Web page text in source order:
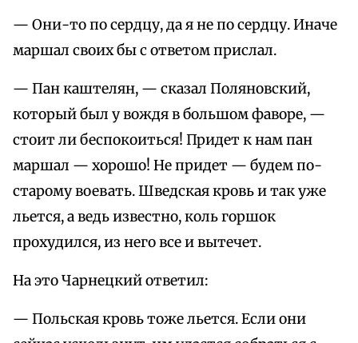
— Они-то по сердцу, да я не по сердцу. Иначе
маршал своих бы с ответом прислал.
— Пан каштелян, — сказал Поляновский,
который был у вождя в большом фаворе, —
стоит ли беспокоиться! Придет к нам пан
маршал — хорошо! Не придет — будем по-
старому воевать. Шведская кровь и так уже
льется, а ведь известно, коль горшок
прохудился, из него все и вытечет.
На это Чарнецкий ответил:
— Польская кровь тоже льется. Если они